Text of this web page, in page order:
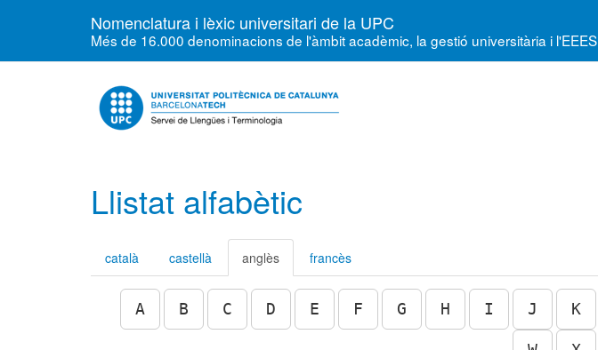
Nomenclatura i lèxic universitari de la UPC
Més de 16.000 denominacions de l'àmbit acadèmic, la gestió universitària i l'EEES
Llistat alfabètic
català castellà anglès francès
A B C D E F G H I J K